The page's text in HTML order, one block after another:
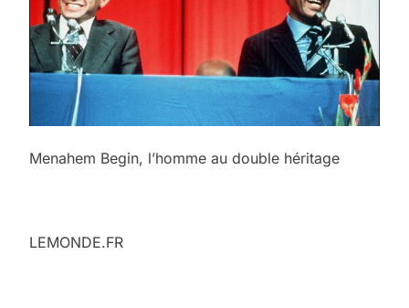
Menahem Begin, l’homme au double héritage
LEMONDE.FR